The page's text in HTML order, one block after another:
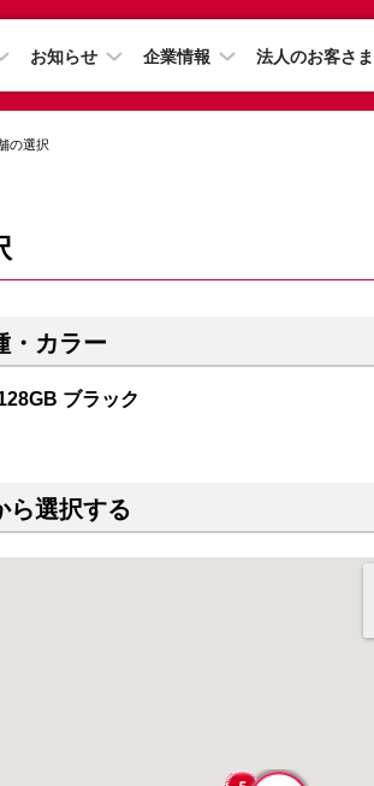
お知らせ 企業情報 法人のお客さま
の選択
・カラー
ブラック
ら選択する